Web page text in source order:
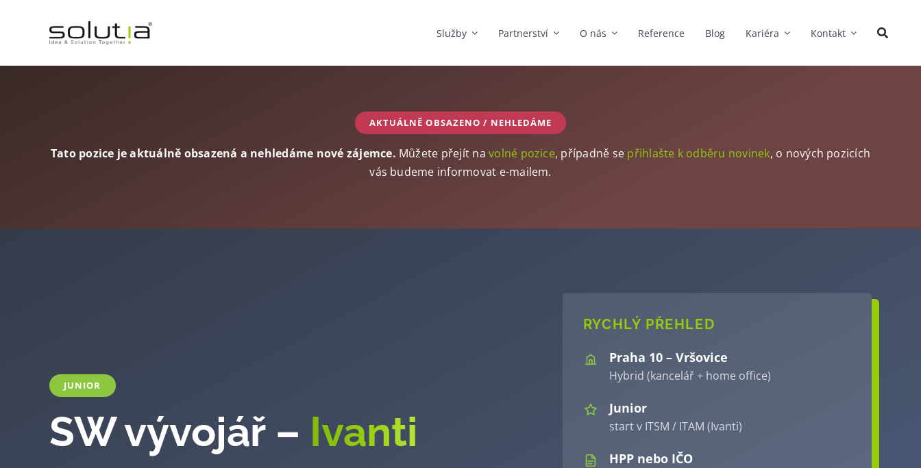
Služby Partnerství O nás Reference Blog Kariéra Kontakt
AKTUÁLNĚ OBSAZENO / NEHLEDÁME
Tato pozice je aktuálně obsazená a nehledáme nové zájemce. Můžete přejít navolné pozice, případně se přihlašte k odběru novinek, o nových pozicích
vás budeme informovat e-mailem.
JUNIOR
SW vývojář – Ivanti
RYCHLÝ PŘEHLED
Praha 10 – Vršovice
Hybrid (kancelář + home office)
Junior
start v ITSM / ITAM (Ivanti)
HPP nebo IČO